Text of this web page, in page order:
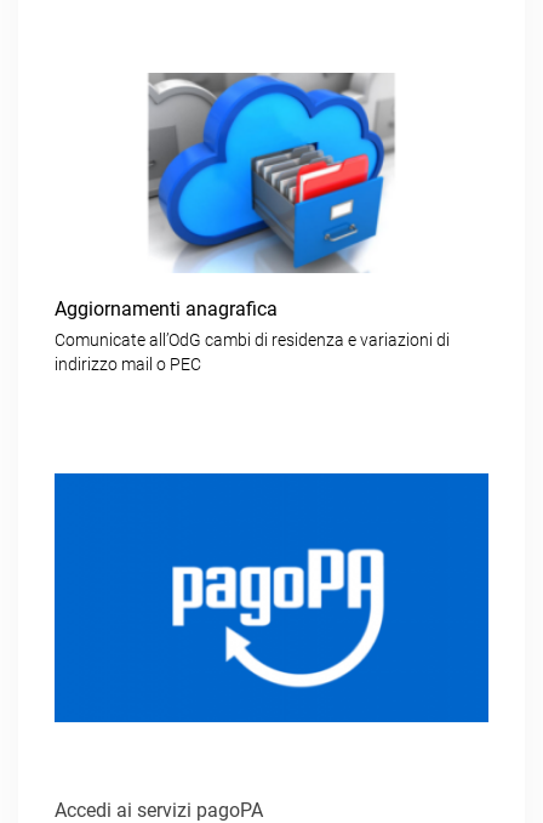
Aggiornamenti anagrafica
Comunicate all’OdG cambi di residenza e variazioni di
indirizzo mail o PEC
Accedi ai servizi pagoPA